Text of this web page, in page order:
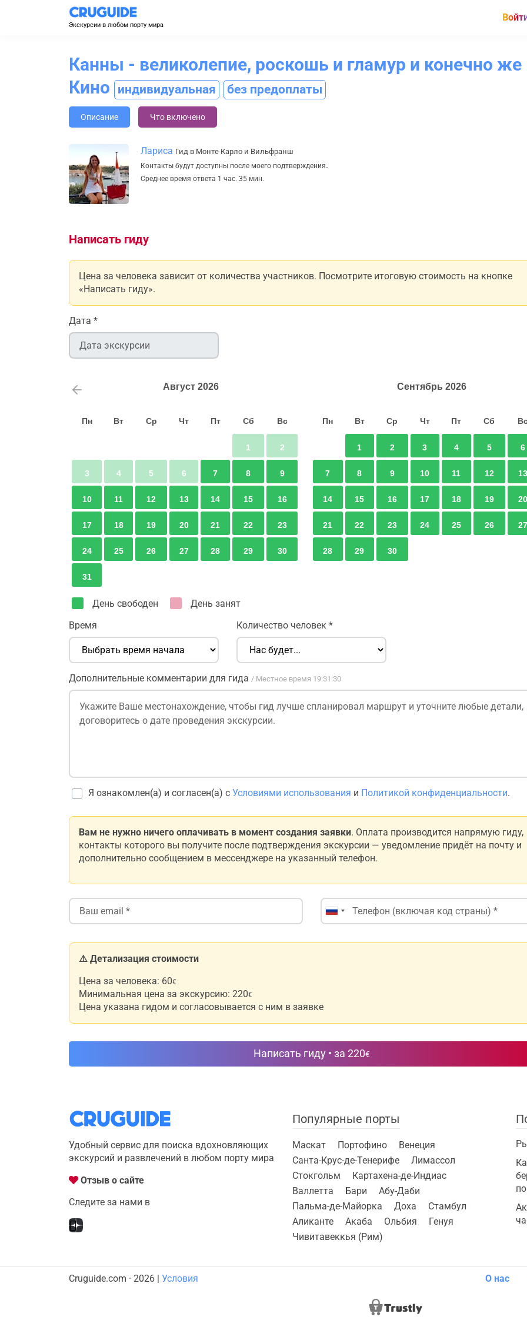
Экскурсии в любом порту мира
Канны - великолепие, роскошь и гламур и конечно же
Кино
индивидуальная без предоплаты
Описание Что включено
Лариса Гид в Монте Карло и Вильфранш
Контакты будут доступны после моего подтверждения.
Среднее время ответа 1 час. 35 мин.
Написать гиду
Цена за человека зависит от количества участников. Посмотрите итоговую стоимость на кнопке
«Написать гиду».
Дата *
Август 2026
Пн Вт Ср Чт Пт Сб Вс
1 2
3 4 5 6 7 8 9
10 11 12 13 14 15 16
17 18 19 20 21 22 23
24 25 26 27 28 29 30
31
Сентябрь 2026
Пн Вт Ср Чт Пт Сб
1 2 3 4 5 6
7 8 9 10 11 12 13
14 15 16 17 18 19 20
21 22 23 24 25 26 27
28 29 30
День свободен
День занят
Время
Количество человек *
Дополнительные комментарии для гида / Местное время 19:31:30
Я ознакомлен(а) и согласен(а) с Условиями использования и Политикой конфиденциальности.
Вам не нужно ничего оплачивать в момент создания заявки. Оплата производится напрямую гиду,
контакты которого вы получите после подтверждения экскурсии — уведомление придёт на почту и
дополнительно сообщением в мессенджере на указанный телефон.
⚠️ Детализация стоимости
Цена за человека: 60€
Минимальная цена за экскурсию: 220€
Цена указана гидом и согласовывается с ним в заявке
Написать гиду • за 220€
Удобный сервис для поиска вдохновляющих
экскурсий и развлечений в любом порту мира
Отзыв о сайте
Следите за нами в
Популярные порты
Маскат Портофино
Венеция
Санта-Крус-де-Тенерифе
Лимассол
Стокгольм
Картахена-де-Индиас
Валлетта
Бари
Абу-Даби
Пальма-де-Майорка
Доха
Стамбул
Аликанте
Акаба Ольбия
Генуя
Чивитавеккья (Рим)
Cruguide.com · 2026 | Условия О нас